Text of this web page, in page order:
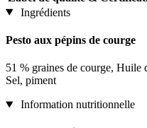
Ingrédients
Pesto aux pépins de courge
51 % graines de courge, Huile
Sel, piment
Information nutritionnelle